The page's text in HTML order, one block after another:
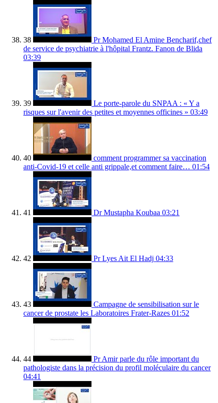
38
Pr Mohamed El Amine Bencharif,chef
de service de psychiatrie à l'hôpital Frantz. Fanon de Blida
03:39
39
Le porte-parole du SNPAA : « Y a
risques sur l'avenir des petites et moyennes officines » 03:49
40
comment programmer sa vaccination
anti-Covid-19 et celle anti grippale,et comment faire… 01:54
41 Dr Mustapha Koubaa 03:21
42 Pr Lyes Ait El Hadj 04:33
43
Campagne de sensibilisation sur le
cancer de prostate les Laboratoires Frater-Razes 01:52
44
Pr Amir parle du rôle important du
pathologiste dans la précision du profil moléculaire du cancer
04:41